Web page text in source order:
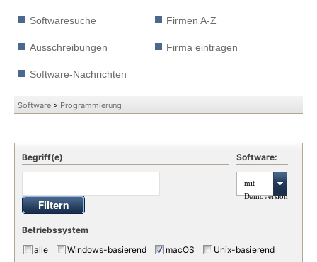
Softwaresuche Firmen A-Z
Ausschreibungen Firma eintragen
Software-Nachrichten
Software > Programmierung
Begriff(e) Software:
mit
Demoversion
Betriebssystem
alle
Windows-basierend macOS
Unix-basierend